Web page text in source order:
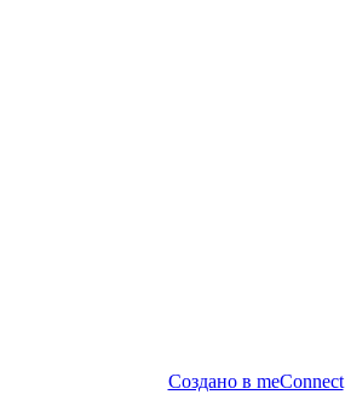
Создано в meConnect